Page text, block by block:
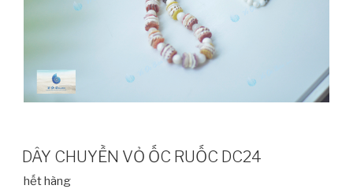
DÂY CHUYỀN VỎ ỐC RUỐC DC24
hết hàng